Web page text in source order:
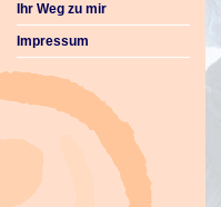
Ihr Weg zu mir
Impressum